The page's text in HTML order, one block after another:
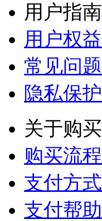
用户指南
用户权益
常见问题
隐私保护
关于购买
购买流程
支付方式
支付帮助